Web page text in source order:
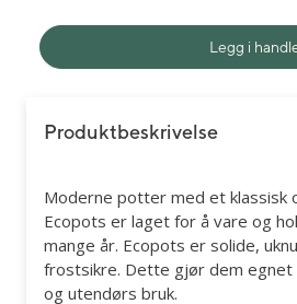
Legg i
Produktbeskrivelse
Moderne potter med et klassisk
Ecopots er laget for å vare og
mange år. Ecopots er solide,
frostsikre. Dette gjør dem egnet
og utendørs bruk.